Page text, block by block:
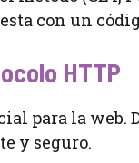
con un
HTTP
para la
y seguro.